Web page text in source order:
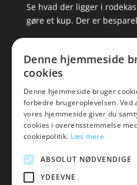
Se hvad der ligger i
gøre et kup. Der er
Tlf: 7876
Mail:
Denne hjemmeside
cookies
Denne hjemmeside bruger
forbedre brugeroplevelsen. Ved
vores hjemmeside giver du
cookies i overensstemmelse
cookiepolitik. Læs mere
ABSOLUT NØDVENDIGE
YDEEVNE